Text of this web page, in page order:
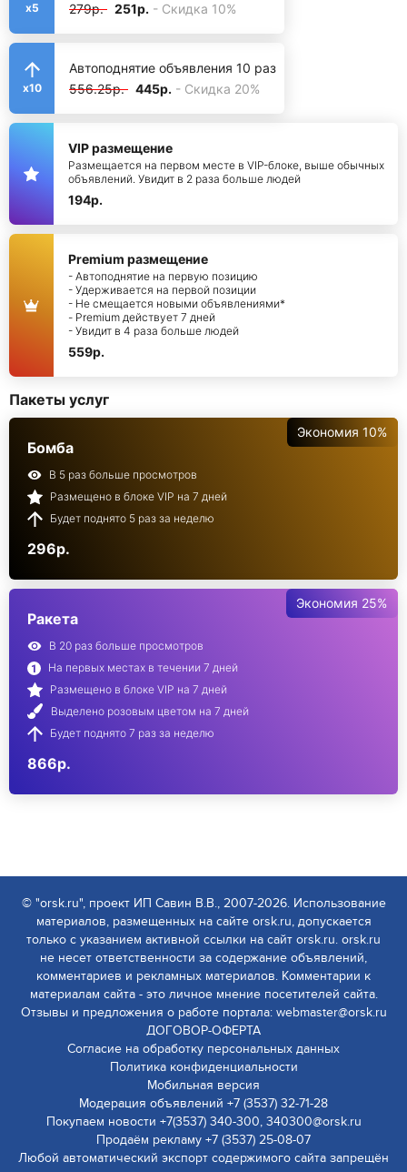
x5
279р. 251р. - Скидка 10%
x10
Автоподнятие объявления 10 раз
556.25р. 445р. - Скидка 20%
VIP размещение
Размещается на первом месте в VIP-блоке, выше обычных
объявлений. Увидит в 2 раза больше людей
194р.
Premium размещение
- Автоподнятие на первую позицию
- Удерживается на первой позиции
- Не смещается новыми объявлениями*
- Premium действует 7 дней
- Увидит в 4 раза больше людей
559р.
Пакеты услуг
Экономия 10%
Бомба
В 5 раз больше просмотров
Размещено в блоке VIP на 7 дней
Будет поднято 5 раз за неделю
296р.
Экономия 25%
Ракета
В 20 раз больше просмотров
На первых местах в течении 7 дней
Размещено в блоке VIP на 7 дней
Выделено розовым цветом на 7 дней
Будет поднято 7 раз за неделю
866р.
© "orsk.ru", проект ИП Савин В.В., 2007-2026. Использование
материалов, размещенных на сайте orsk.ru, допускается
только с указанием активной ссылки на сайт orsk.ru. orsk.ru
не несет ответственности за содержание объявлений,
комментариев и рекламных материалов. Комментарии к
материалам сайта - это личное мнение посетителей сайта.
Отзывы и предложения о работе портала: webmaster@orsk.ru
ДОГОВОР-ОФЕРТА
Согласие на обработку персональных данных
Политика конфиденциальности
Мобильная версия
Модерация объявлений +7 (3537) 32-71-28
Покупаем новости +7(3537) 340-300, 340300@orsk.ru
Продаём рекламу +7 (3537) 25-08-07
Любой автоматический экспорт содержимого сайта запрещён